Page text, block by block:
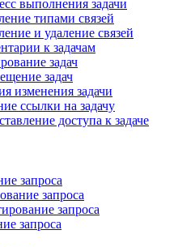
выполнения задачи
типами связей
и удаление связей
к задачам
задач
задач
изменения задачи
ссылки на задачу
доступа к задаче
запроса
запроса
запроса
запроса